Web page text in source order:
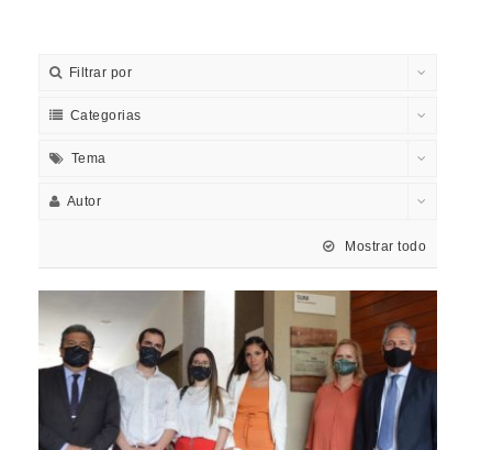
Filtrar por
Categorias
Tema
Autor
Mostrar todo